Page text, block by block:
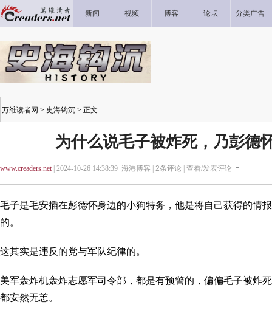
新闻 视频 博客 论坛 分类广告
万维读者网 > 史海钩沉 > 正文
为什么说毛子被炸死，乃彭德
www.creaders.net| 2024-10-26 14:38:39 海港博客 | 2条评论 | 查看/发表评论
毛子是毛安插在彭德怀身边的小狗特务，他是将自己获得的情
的。
这其实是违反的党与军队纪律的。
美军轰炸机轰炸志愿军司令部，都是有预警的，偏偏毛子被炸
都安然无恙。